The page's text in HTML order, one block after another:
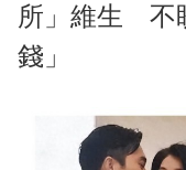
所」維生 不
錢」